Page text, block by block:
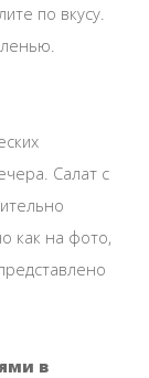
по вкусу.
Салат с
как на фото,
в